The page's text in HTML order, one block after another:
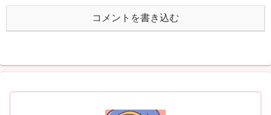
コメントを書き込む